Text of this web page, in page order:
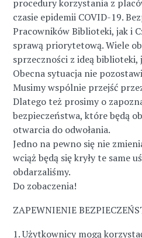
procedury korzystania z
czasie epidemii COVID-19.
Pracowników Biblioteki, jak i
sprawą priorytetową. Wiele
sprzeczności z ideą
Obecna sytuacja nie
Musimy wspólnie przejść
Dlatego też prosimy o
bezpieczeństwa, które będą
otwarcia do odwołania.
Jedno na pewno się nie
wciąż będą się kryły te same
obdarzaliśmy.
Do zobaczenia!
ZAPEWNIENIE
1. Użytkownicy mogą